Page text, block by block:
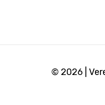
© 2026 |